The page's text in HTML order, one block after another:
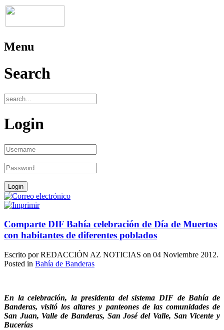
Menu
Search
Login
Comparte DIF Bahía celebración de Día de Muertos
con habitantes de diferentes poblados
Escrito por REDACCIÓN AZ NOTICIAS on 04 Noviembre 2012.
Posted in Bahía de Banderas
En la celebración, la presidenta del sistema DIF de Bahía de
Banderas, visitó los altares y panteones de las comunidades de
San Juan, Valle de Banderas, San José del Valle, San Vicente y
Bucerías